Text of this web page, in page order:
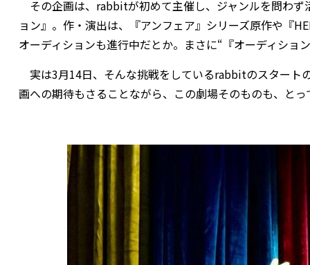
その企画は、rabbitが初めて主催し、ジャンルを問わず
ョン』。作・演出は、『アンフェア』シリーズ原作や『
オーディションも進行中だとか。まさに“『オーディショ
実は3月14日、そんな挑戦をしているrabbitのスタート
画への期待もさることながら、この劇場そのものも、と